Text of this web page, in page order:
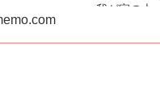
我が家の大...